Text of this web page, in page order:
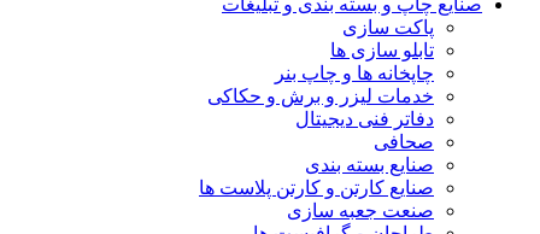
صنایع چاپ و بسته بندی و تبلیغات
پاکت سازی
تابلو سازی ها
چاپخانه ها و چاپ بنر
خدمات لیزر و برش و حکاکی
دفاتر فنی دیجیتال
صحافی
صنایع بسته بندی
صنایع کارتن و کارتن پلاست ها
صنعت جعبه سازی